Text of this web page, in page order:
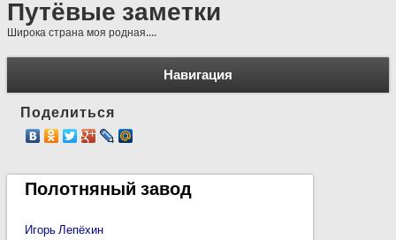
Путёвые заметки
Широка страна моя родная....
Навигация
Поделиться
Полотняный завод
Игорь Лепёхин